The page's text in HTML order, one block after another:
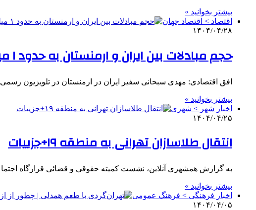
بیشتر بخوانید »
اقتصاد > اقتصاد جهان
۱۴۰۴/۰۴/۲۸
حجم مبادلات بین ایران و ارمنستان به حدود ۱ میلیارد دلار رسید
افق اقتصادی: مهدی سبحانی سفیر ایران در ارمنستان در تلویزیون
بیشتر بخوانید »
اخبار شهر > شهری
۱۴۰۴/۰۴/۲۵
انتقال طلاسازان تهرانی به منطقه ۱۹+‌جزییات
به گزارش همشهری آنلاین، نشست کمیته حقوقی و قضائی قرارگاه اجتماعی منطقه ۱۲ کلان‌شهر تهران با حضور
بیشتر بخوانید »
اخبار فرهنگی > فرهنگ عمومی
۱۴۰۴/۰۴/۰۵